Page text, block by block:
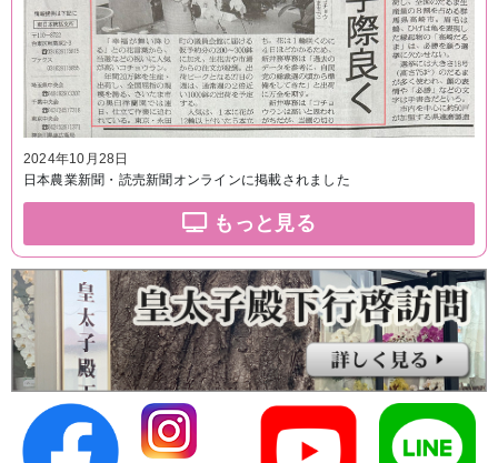
2024年10月28日
日本農業新聞・読売新聞オンラインに掲載されました
もっと見る